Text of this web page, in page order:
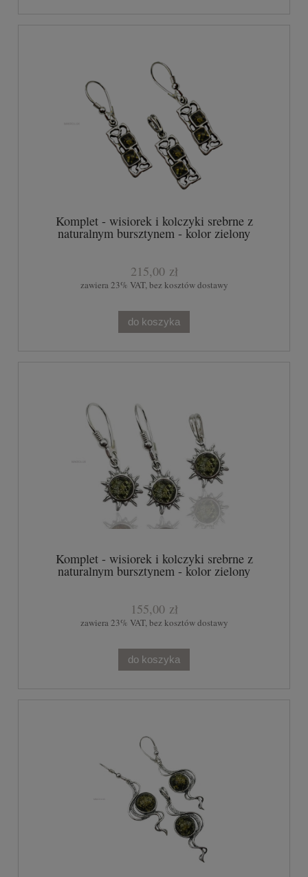
Komplet - wisiorek i kolczyki srebrne z
naturalnym bursztynem - kolor zielony
215,00 zł
zawiera 23% VAT, bez kosztów dostawy
do koszyka
Komplet - wisiorek i kolczyki srebrne z
naturalnym bursztynem - kolor zielony
155,00 zł
zawiera 23% VAT, bez kosztów dostawy
do koszyka